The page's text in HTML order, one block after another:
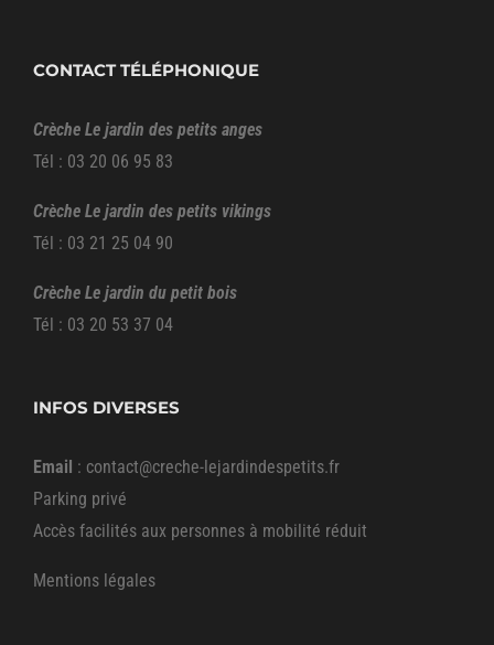
CONTACT TÉLÉPHONIQUE
Crèche Le jardin des petits anges
Tél : 03 20 06 95 83
Crèche Le jardin des petits vikings
Tél : 03 21 25 04 90
Crèche Le jardin du petit bois
Tél : 03 20 53 37 04
INFOS DIVERSES
Email : contact@creche-lejardindespetits.fr
Parking privé
Accès facilités aux personnes à mobilité réduit
Mentions légales